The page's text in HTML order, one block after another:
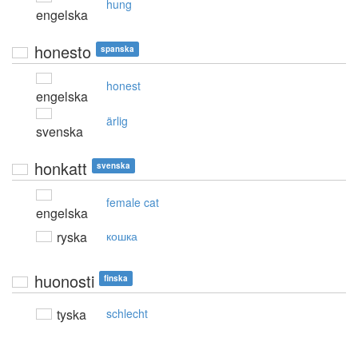
engelska
hung
honesto spanska
engelska
honest
svenska
ärlig
honkatt svenska
engelska
female cat
ryska кошка
huonosti finska
tyska schlecht